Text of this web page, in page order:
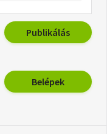
Publikálás
Belépek